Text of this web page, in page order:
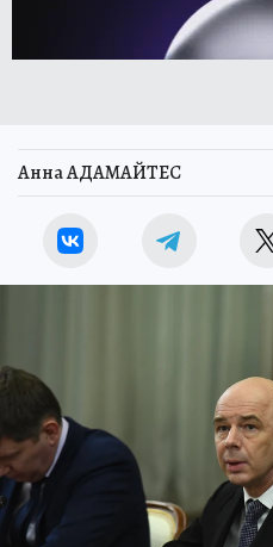
Анна АДАМАЙТЕС